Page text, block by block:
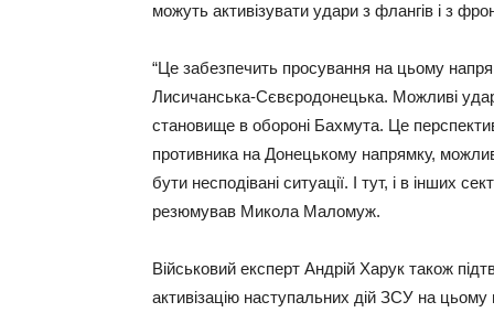
можуть активізувати удари з флангів і з
“Це забезпечить просування на цьому
Лисичанська-Сєвєродонецька. Можливі
становище в обороні Бахмута. Це
противника на Донецькому напрямку,
бути несподівані ситуації. І тут, і в інших
резюмував Микола Маломуж.
Військовий експерт Андрій Харук також
активізацію наступальних дій ЗСУ на